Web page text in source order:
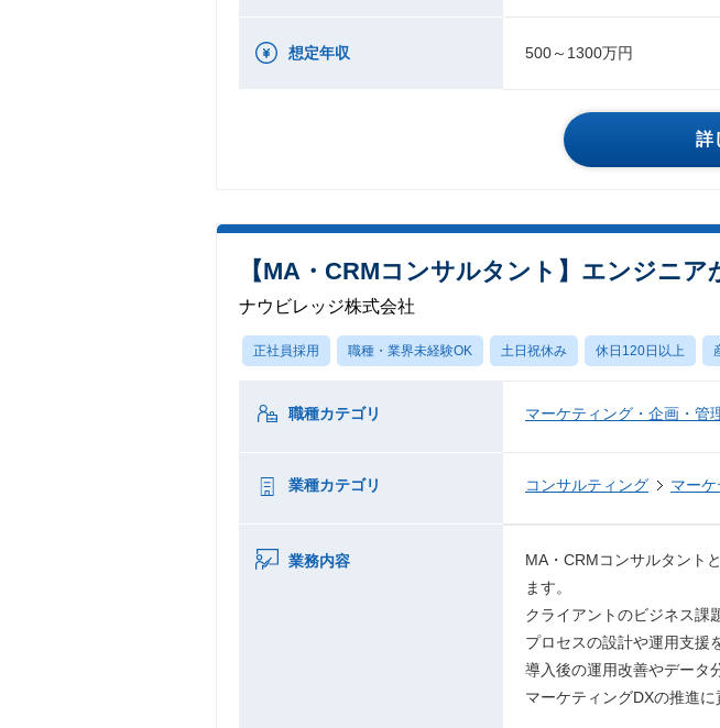
想定年収 500～1300万円
詳
【MA・CRMコンサルタント】エンジニ
ナウビレッジ株式会社
正社員採用 職種・業界未経験OK 土日祝休み 休日120日以上
職種カテゴリ マーケティング・企画・管
業種カテゴリ コンサルティング マー
業務内容
MA・CRMコンサルタント
ます。
クライアントのビジネス課
プロセスの設計や運用支援
導入後の運用改善やデータ
マーケティングDXの推進に